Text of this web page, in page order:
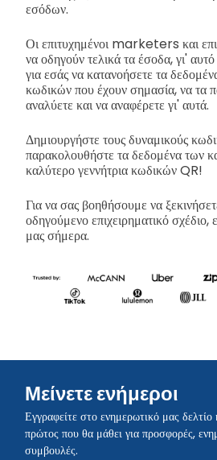
εσόδων.
Οι επιτυχημένοι marketers και
να οδηγούν τελικά τα έσοδα, γι'
για εσάς να κατανοήσετε τα
κωδικών που έχουν σημασία, να τα
αναλύετε και να αναφέρετε γι' αυτά.
Δημιουργήστε τους δυναμικούς
παρακολουθήστε τα δεδομένα των
καλύτερο γεννήτρια κωδικών QR!
Για να σας βοηθήσουμε να
οδηγούμενο επιχειρηματικό σχέδιο,
μας σήμερα.
Μείνετε ενήμεροι
Εγγραφείτε στο ενημερωτικό μας δελτίο
πρώτος που θα μάθει για προσφορές,
συμβουλές.